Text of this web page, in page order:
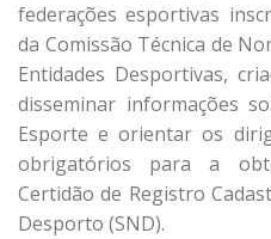
federações esportivas
da Comissão Técnica de
Entidades Desportivas,
disseminar informações
Esporte e orientar os
obrigatórios para a
Certidão de Registro
Desporto (SND).